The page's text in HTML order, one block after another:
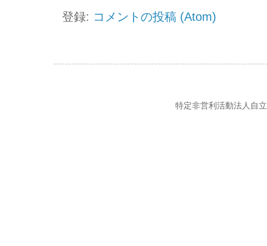
登録: コメントの投稿 (Atom)
特定非営利活動法人自